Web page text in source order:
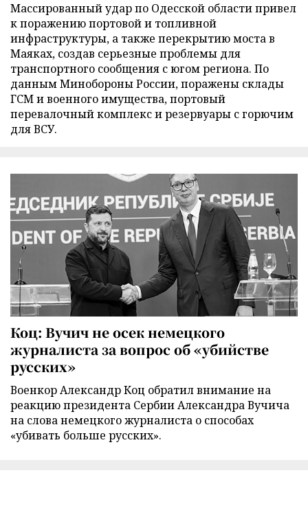
Массированный удар по Одесской области привел
к поражению портовой и топливной
инфраструктуры, а также перекрытию моста в
Маяках, создав серьезные проблемы для
транспортного сообщения с югом региона. По
данным Минобороны России, поражены склады
ГСМ и военного имущества, портовый
перевалочный комплекс и резервуары с горючим
для ВСУ.
Коц: Вучич не осек немецкого
журналиста за вопрос об «убийстве
русских»
Военкор Александр Коц обратил внимание на
реакцию президента Сербии Александра Вучича
на слова немецкого журналиста о способах
«убивать больше русских».